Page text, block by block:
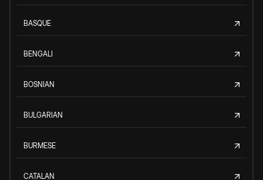
BASQUE
BENGALI
BOSNIAN
BULGARIAN
BURMESE
CATALAN